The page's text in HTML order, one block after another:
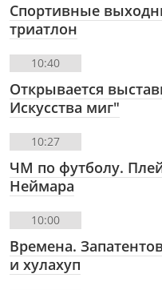
Спортивные
триатлон
10:40
Открывается
Искусства миг"
10:27
ЧМ по футболу.
Неймара
10:00
Времена.
и хулахуп